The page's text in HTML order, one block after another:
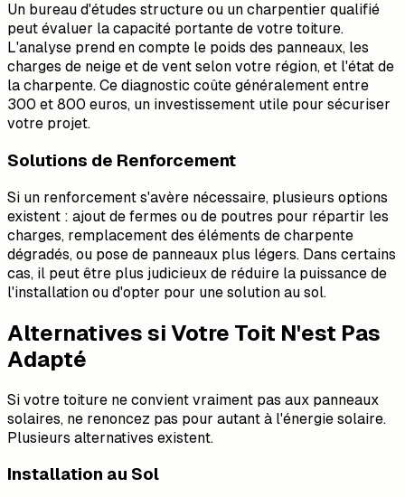
Un bureau d'études structure ou un charpentier qualifié
peut évaluer la capacité portante de votre toiture.
L'analyse prend en compte le poids des panneaux, les
charges de neige et de vent selon votre région, et l'état de
la charpente. Ce diagnostic coûte généralement entre
300 et 800 euros, un investissement utile pour sécuriser
votre projet.
Solutions de Renforcement
Si un renforcement s'avère nécessaire, plusieurs options
existent : ajout de fermes ou de poutres pour répartir les
charges, remplacement des éléments de charpente
dégradés, ou pose de panneaux plus légers. Dans certains
cas, il peut être plus judicieux de réduire la puissance de
l'installation ou d'opter pour une solution au sol.
Alternatives si Votre Toit N'est Pas
Adapté
Si votre toiture ne convient vraiment pas aux panneaux
solaires, ne renoncez pas pour autant à l'énergie solaire.
Plusieurs alternatives existent.
Installation au Sol